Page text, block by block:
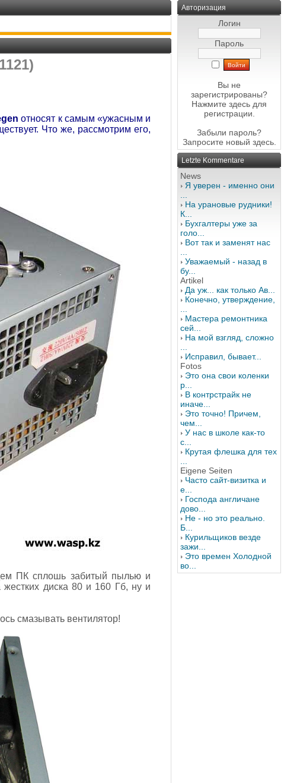
относят к самым «ужасным и
Что же, рассмотрим его,
ПК сплошь забитый пылью и
диска 80 и 160 Гб, ну и
смазывать вентилятор!
Авторизация
Логин
Пароль
Вы не
зарегистрированы?
Нажмите здесь для
регистрации.
Забыли пароль?
Запросите новый здесь.
Letzte Kommentare
News
Я уверен - именно они
На урановые рудники!
К...
Бухгалтеры уже за
голо...
Вот так и заменят нас
Уважаемый - назад в
бу...
Artikel
Да уж... как только Ав...
Конечно, утверждение,
Мастера ремонтника
сей...
На мой взгляд, сложно
Исправил, бывает...
Fotos
Это она свои коленки
р...
В контрстрайк не
иначе...
Это точно! Причем,
чем...
У нас в школе как-то
с...
Крутая флешка для тех
Eigene Seiten
Часто сайт-визитка и
е...
Господа англичане
дово...
Не - но это реально.
Б...
Курильщиков везде
зажи...
Это времен Холодной
во...